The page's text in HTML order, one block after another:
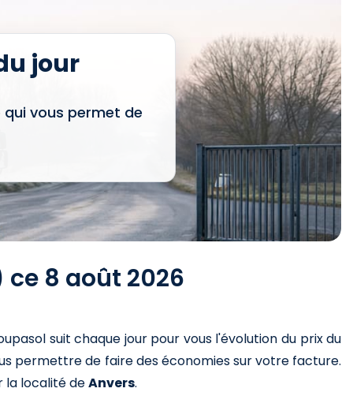
jour
qui vous permet de
8 août 2026
suit chaque jour pour vous l'évolution du prix du
permettre de faire des économies sur votre facture.
la localité deAnvers.